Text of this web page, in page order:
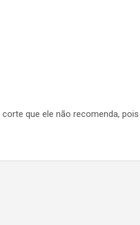
que ele não recomenda,